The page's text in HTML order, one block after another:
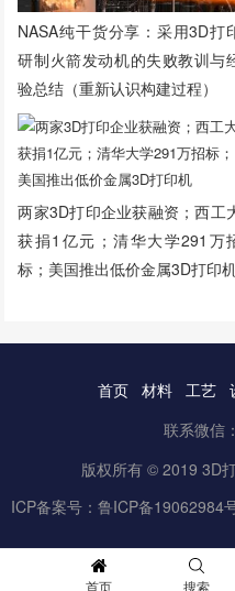
NASA纯干货分享：采用3D打
研制火箭发动机的失败教训与
验总结（重新认识构建过程）
两家3D打印企业获融资；西工
获捐1亿元；清华大学291万
标；美国推出低价金属3D打印
首页 材料 工艺
联系微信
版权所有 © 2019 3D
ICP备案号： 鲁ICP备19062984
首页 搜索